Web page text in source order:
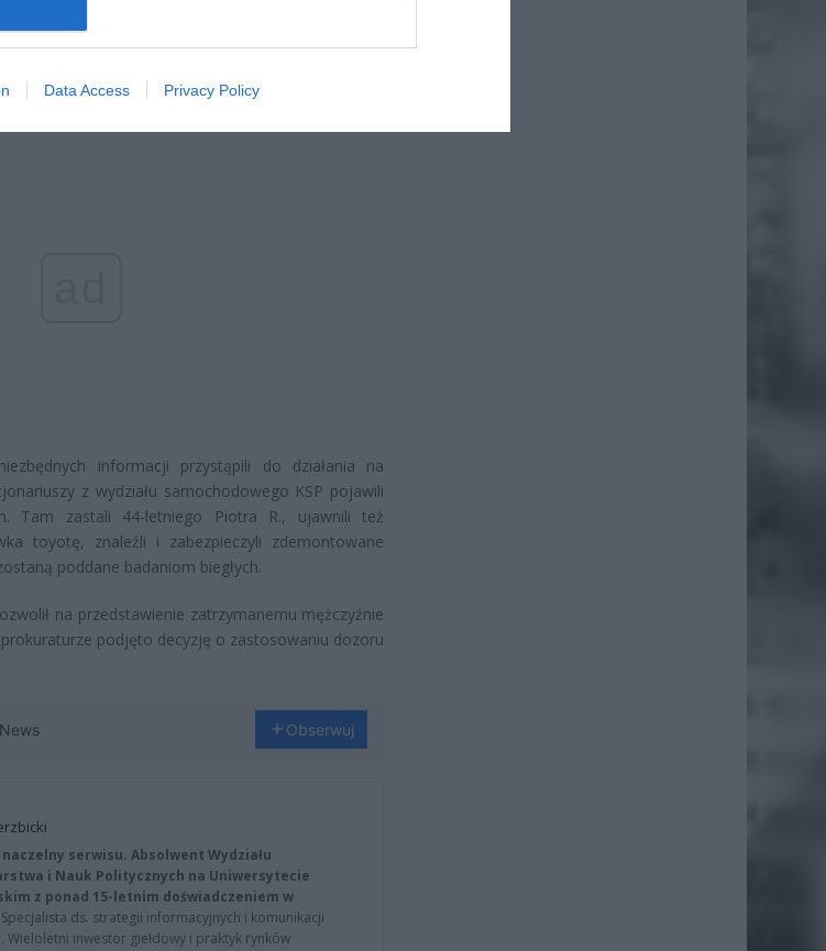
Data Access Privacy Policy
przestępczością samochodową prowadzili ustalenia i
kradzieżami z włamaniem pojazdów na
z podwarszawskich miejscowości.
informacji przystąpili do działania na
z wydziału samochodowego KSP pojawili
Tam zastali 44-letniego Piotra R., ujawnili też
toyotę, znaleźli i zabezpieczyli zdemontowane
poddane badaniom biegłych.
na przedstawienie zatrzymanemu mężczyźnie
podjęto decyzję o zastosowaniu dozoru
Obserwuj
serwisu. Absolwent Wydziału
i Nauk Politycznych na Uniwersytecie
z ponad 15-letnim doświadczeniem w
Specjalista ds. strategii informacyjnych i komunikacji
Wieloletni inwestor giełdowy i praktyk rynków